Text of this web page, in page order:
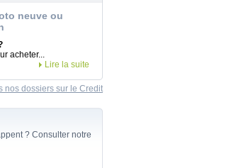
neuve ou
acheter...
Lire la suite
nos dossiers sur le Credit
? Consulter notre